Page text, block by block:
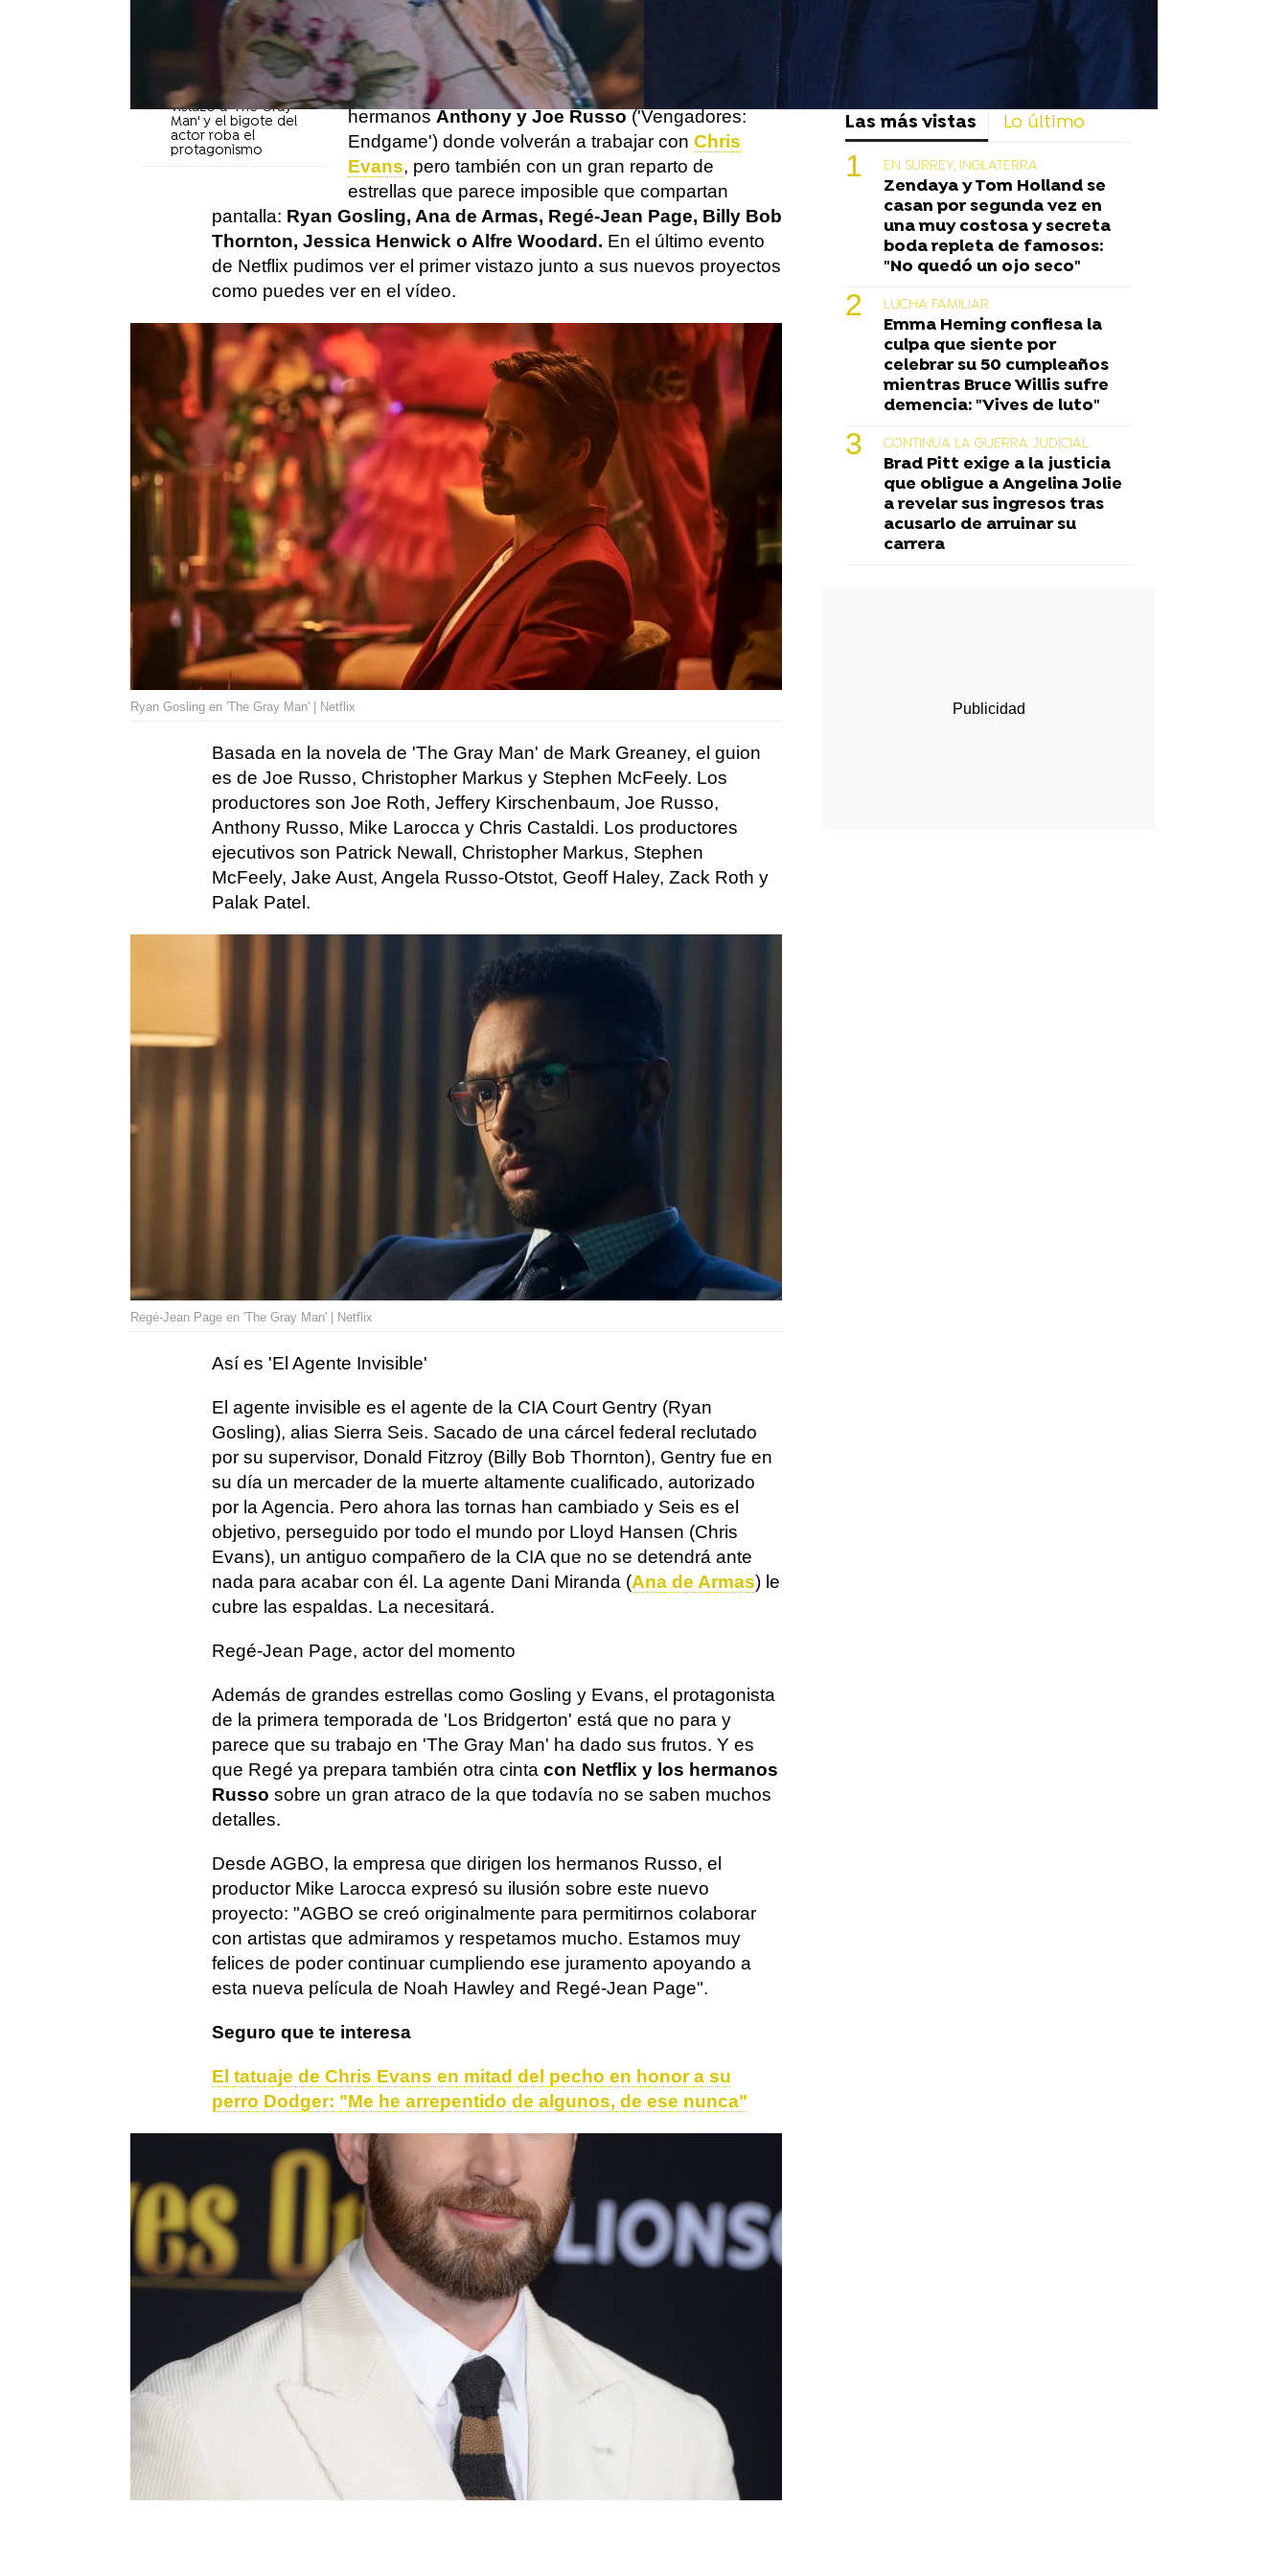
de Armas y Chris Evans
en la foto donde la
actriz revela su nuevo
Chris Evans y Ana de
Armas comparten un
vistazo a 'The Gray
Man' y el bigote del
actor roba el
protagonismo
fecha de estreno en Netflix
y además tenemos
nuevas fotos oficiales.
El22 de julio
llegará a la plataforma la cinta de los
hermanos Anthony y Joe Russo ('Vengadores:
Endgame') donde volverán a trabajar con Chris
Evans, pero también con un gran reparto de
estrellas que parece imposible que compartan
pantalla: Ryan Gosling, Ana de Armas, Regé-Jean Page, Billy Bob
Thornton, Jessica Henwick o Alfre Woodard. En el último evento
de Netflix pudimos ver el primer vistazo junto a sus nuevos proyectos
como puedes ver en el vídeo.
Ryan Gosling en 'The Gray Man' | Netflix
Basada en la novela de 'The Gray Man' de Mark Greaney, el guion
es de Joe Russo, Christopher Markus y Stephen McFeely. Los
productores son Joe Roth, Jeffery Kirschenbaum, Joe Russo,
Anthony Russo, Mike Larocca y Chris Castaldi. Los productores
ejecutivos son Patrick Newall, Christopher Markus, Stephen
McFeely, Jake Aust, Angela Russo-Otstot, Geoff Haley, Zack Roth y
Palak Patel.
Regé-Jean Page en 'The Gray Man' | Netflix
Así es 'El Agente Invisible'
El agente invisible es el agente de la CIA Court Gentry (Ryan
Gosling), alias Sierra Seis. Sacado de una cárcel federal reclutado
por su supervisor, Donald Fitzroy (Billy Bob Thornton), Gentry fue en
su día un mercader de la muerte altamente cualificado, autorizado
por la Agencia. Pero ahora las tornas han cambiado y Seis es el
objetivo, perseguido por todo el mundo por Lloyd Hansen (Chris
Evans), un antiguo compañero de la CIA que no se detendrá ante
nada para acabar con él. La agente Dani Miranda (Ana de Armas) le
cubre las espaldas. La necesitará.
Regé-Jean Page, actor del momento
Además de grandes estrellas como Gosling y Evans, el protagonista
de la primera temporada de 'Los Bridgerton' está que no para y
parece que su trabajo en 'The Gray Man' ha dado sus frutos. Y es
que Regé ya prepara también otra cinta con Netflix y los hermanos
Russo sobre un gran atraco de la que todavía no se saben muchos
detalles.
Desde AGBO, la empresa que dirigen los hermanos Russo, el
productor Mike Larocca expresó su ilusión sobre este nuevo
proyecto: "AGBO se creó originalmente para permitirnos colaborar
con artistas que admiramos y respetamos mucho. Estamos muy
felices de poder continuar cumpliendo ese juramento apoyando a
esta nueva película de Noah Hawley and Regé-Jean Page".
Seguro que te interesa
El tatuaje de Chris Evans en mitad del pecho en honor a su
perro Dodger: "Me he arrepentido de algunos, de ese nunca"
Chris Evans Ryan Gosling
Las más vistas Lo último
EN SURREY, INGLATERRA
Zendaya y Tom Holland se
casan por segunda vez en
una muy costosa y secreta
boda repleta de famosos:
"No quedó un ojo seco"
LUCHA FAMILIAR
Emma Heming confiesa la
culpa que siente por
celebrar su 50 cumpleaños
mientras Bruce Willis sufre
demencia: "Vives de luto"
CONTINUA LA GUERRA JUDICIAL
Brad Pitt exige a la justicia
que obligue a Angelina Jolie
a revelar sus ingresos tras
acusarlo de arruinar su
carrera